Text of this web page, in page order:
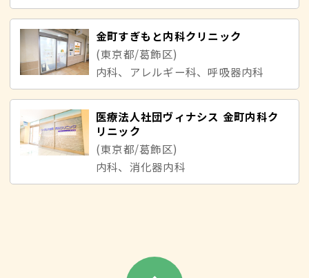
金町すぎもと内科クリニック
(東京都/葛飾区)
内科、アレルギー科、呼吸器内科
医療法人社団ヴィナシス 金町内科ク
リニック
(東京都/葛飾区)
内科、消化器内科